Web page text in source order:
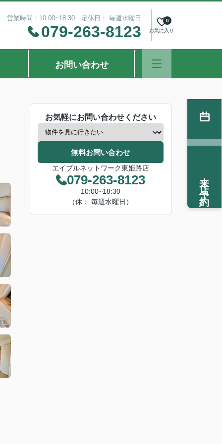
営業時間：10:00~18:30 定休日： 毎週水曜日
079-263-8123 お気に入り
0
お問い合わせ
お気軽にお問い合わせください
無料お問い合わせ
エイブルネットワーク東姫路店
079-263-8123
10:00~18:30
（休： 毎週水曜日）
来店予約